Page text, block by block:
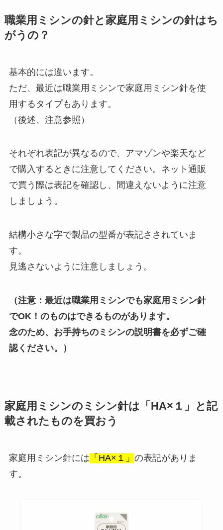
職業用ミシンの針と家庭用ミシンの針はち
がうの？
基本的には違います。
ただ、最近は職業用ミシンで家庭用ミシン針を使
用するタイプもあります。
（後述、注意参照）
それぞれ表記が異なるので、アマゾンや楽天など
で購入するときに注意してください。ネット通販
で買う際は表記を確認し、間違えないように注意
しましょう。
結構小さな字で製品の型番が表記さされていま
す。
見逃さないように注意しましょう。
（注意：最近は職業用ミシンでも家庭用ミシン針
でOK！のものはできるものがあります。
念のため、お手持ちのミシンの説明書を必ずご確
認ください。）
家庭用ミシンのミシン針は「HA×１」と記
載されたものを買おう
家庭用ミシン針には 「HA×１」 の表記がありま
す。